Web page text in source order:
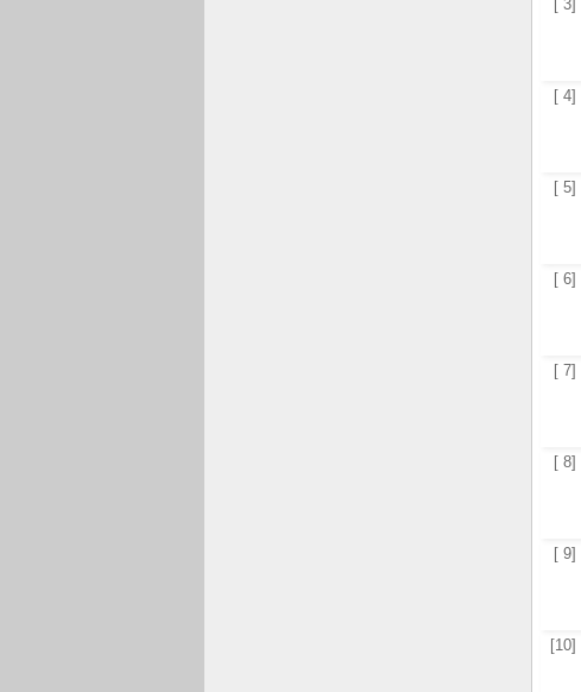
[ 3]
[ 4]
[ 5]
[ 6]
[ 7]
[ 8]
[ 9]
[10]